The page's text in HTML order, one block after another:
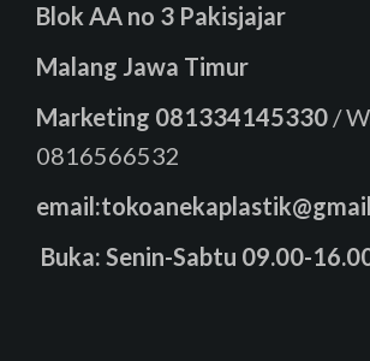
Blok AA no 3 Pakisjajar
Malang Jawa Timur
Marketing 081334145330 /
0816566532
Buka: Senin-Sabtu 09.00-